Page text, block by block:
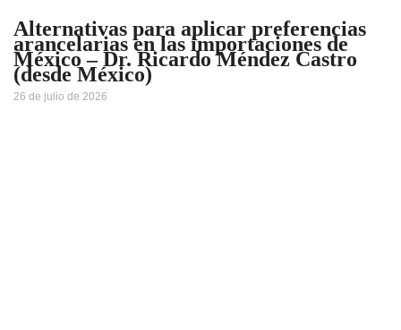
Alternativas para aplicar preferencias
arancelarias en las importaciones de
México – Dr. Ricardo Méndez Castro
(desde México)
26 de julio de 2026